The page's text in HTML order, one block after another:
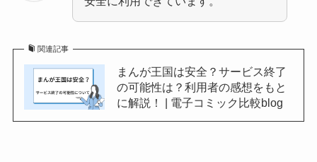
関連記事
まんが王国は安全？サービス終了
の可能性は？利用者の感想をもと
に解説！ | 電子コミック比較blog